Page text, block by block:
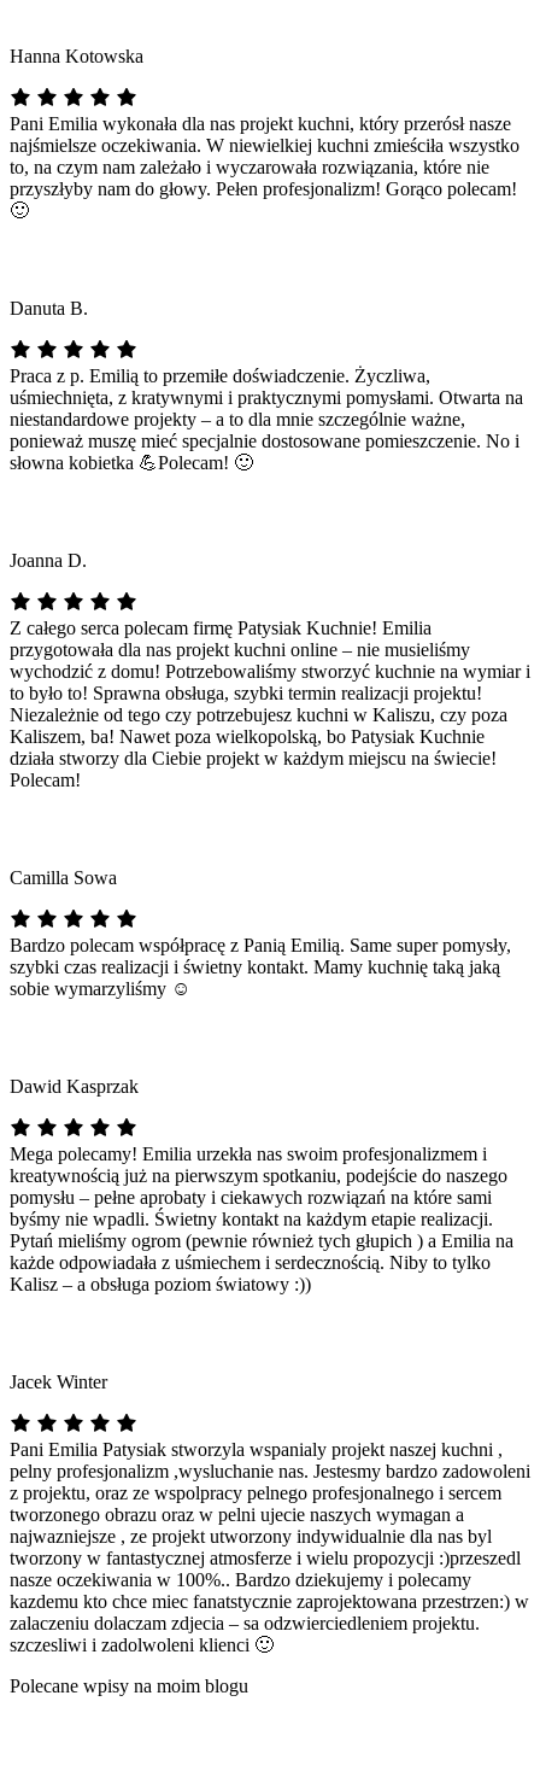
Hanna Kotowska
Pani Emilia wykonała dla nas projekt kuchni, który przerósł nasze
najśmielsze oczekiwania. W niewielkiej kuchni zmieściła wszystko
to, na czym nam zależało i wyczarowała rozwiązania, które nie
przyszłyby nam do głowy. Pełen profesjonalizm! Gorąco polecam!
🙂
Danuta B.
Praca z p. Emilią to przemiłe doświadczenie. Życzliwa,
uśmiechnięta, z kratywnymi i praktycznymi pomysłami. Otwarta na
niestandardowe projekty – a to dla mnie szczególnie ważne,
ponieważ muszę mieć specjalnie dostosowane pomieszczenie. No i
słowna kobietka 💪Polecam! 🙂
Joanna D.
Z całego serca polecam firmę Patysiak Kuchnie! Emilia
przygotowała dla nas projekt kuchni online – nie musieliśmy
wychodzić z domu! Potrzebowaliśmy stworzyć kuchnie na wymiar i
to było to! Sprawna obsługa, szybki termin realizacji projektu!
Niezależnie od tego czy potrzebujesz kuchni w Kaliszu, czy poza
Kaliszem, ba! Nawet poza wielkopolską, bo Patysiak Kuchnie
działa stworzy dla Ciebie projekt w każdym miejscu na świecie!
Polecam!
Camilla Sowa
Bardzo polecam współpracę z Panią Emilią. Same super pomysły,
szybki czas realizacji i świetny kontakt. Mamy kuchnię taką jaką
sobie wymarzyliśmy ☺️
Dawid Kasprzak
Mega polecamy! Emilia urzekła nas swoim profesjonalizmem i
kreatywnością już na pierwszym spotkaniu, podejście do naszego
pomysłu – pełne aprobaty i ciekawych rozwiązań na które sami
byśmy nie wpadli. Świetny kontakt na każdym etapie realizacji.
Pytań mieliśmy ogrom (pewnie również tych głupich ) a Emilia na
każde odpowiadała z uśmiechem i serdecznością. Niby to tylko
Kalisz – a obsługa poziom światowy :))
Jacek Winter
Pani Emilia Patysiak stworzyla wspanialy projekt naszej kuchni ,
pelny profesjonalizm ,wysluchanie nas. Jestesmy bardzo zadowoleni
z projektu, oraz ze wspolpracy pelnego profesjonalnego i sercem
tworzonego obrazu oraz w pelni ujecie naszych wymagan a
najwazniejsze , ze projekt utworzony indywidualnie dla nas byl
tworzony w fantastycznej atmosferze i wielu propozycji :)przeszedl
nasze oczekiwania w 100%.. Bardzo dziekujemy i polecamy
kazdemu kto chce miec fanatstycznie zaprojektowana przestrzen:) w
zalaczeniu dolaczam zdjecia – sa odzwierciedleniem projektu.
szczesliwi i zadolwoleni klienci 🙂
Polecane wpisy na moim blogu